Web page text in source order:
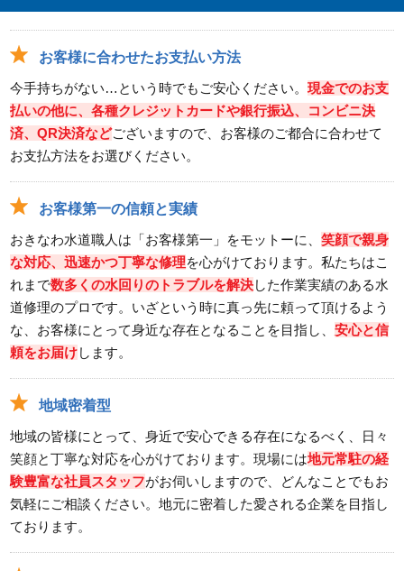
お客様に合わせたお支払い方法
今手持ちがない…という時でもご安心ください。現金でのお支
払いの他に、各種クレジットカードや銀行振込、コンビニ決
済、QR決済などございますので、お客様のご都合に合わせて
お支払方法をお選びください。
お客様第一の信頼と実績
おきなわ水道職人は「お客様第一」をモットーに、笑顔で親身
な対応、迅速かつ丁寧な修理を心がけております。私たちはこ
れまで数多くの水回りのトラブルを解決した作業実績のある水
道修理のプロです。いざという時に真っ先に頼って頂けるよう
な、お客様にとって身近な存在となることを目指し、安心と信
頼をお届けします。
地域密着型
地域の皆様にとって、身近で安心できる存在になるべく、日々
笑顔と丁寧な対応を心がけております。現場には地元常駐の経
験豊富な社員スタッフがお伺いしますので、どんなことでもお
気軽にご相談ください。地元に密着した愛される企業を目指し
ております。